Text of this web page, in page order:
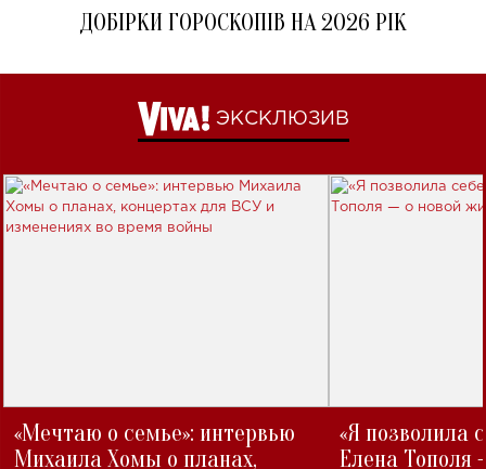
ДОБІРКИ ГОРОСКОПІВ НА 2026 РІК
ЭКСКЛЮЗИВ
«Мечтаю о семье»: интервью
Михаила Хомы о планах,
«Я позволила
Елена Тополя